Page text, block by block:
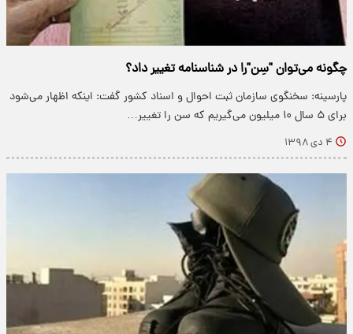
چگونه می‌توان "سِن"را در شناسنامه تغییر داد؟
پارسینه: سخنگوی سازمان ثبت احوال و اسناد کشور گفت: اینکه اظهار می‌شود
برای ۵ سال ۱۰ میلیون می‌گیریم که سن را تغییر…
۴ دی ۱۳۹۸